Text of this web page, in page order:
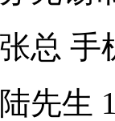
总 手
陆先生